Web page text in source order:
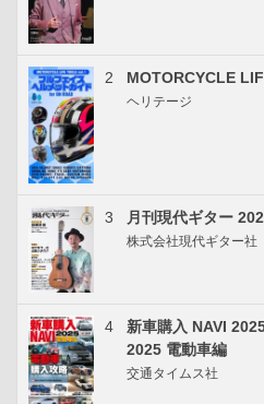
2 MOTORCYCLE
ヘリテージ
3 月刊現代ギター
株式会社現代ギター社
4
新車購入 NAVI
2025 電動車編
交通タイムス社